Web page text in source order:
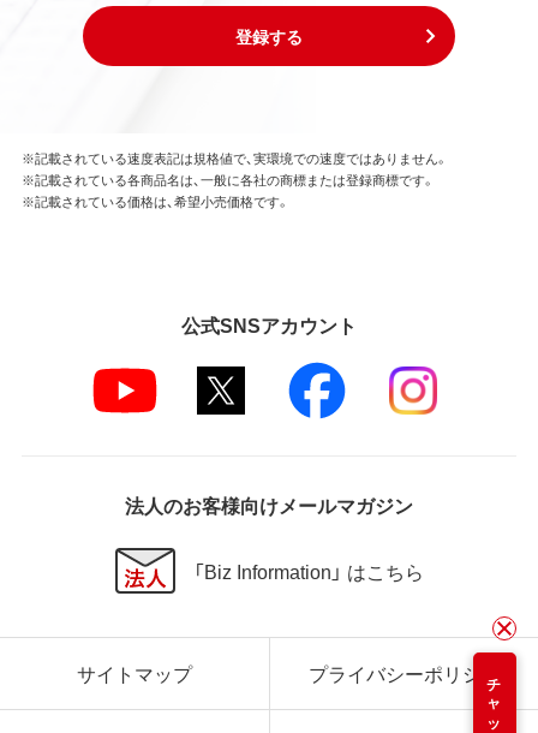
登録する
チャット
※記載されている速度表記は規格値で、実環境での速度ではありません。
※記載されている各商品名は、一般に各社の商標または登録商標です。
※記載されている価格は、希望小売価格です。
公式SNSアカウント
法人のお客様向けメールマガジン
「Biz Information」 はこちら
サイトマップ プライバシーポリシー